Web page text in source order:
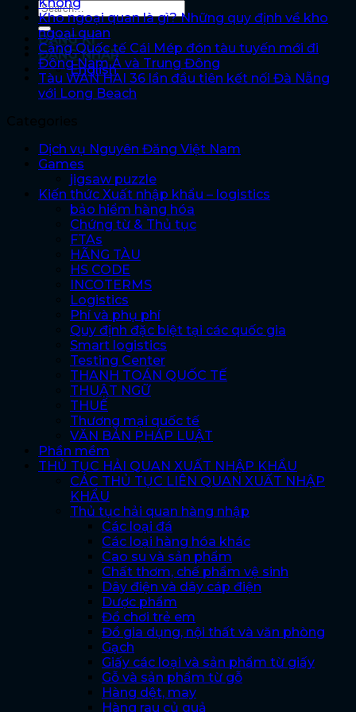
ĐĂNG KÍ
ĐĂNG NHẬP
English
Kho ngoại quan là gì? Những quy định về kho
ngoại quan
Cảng Quốc tế Cái Mép đón tàu tuyến mới đi
Đông Nam Á và Trung Đông
Tàu WAN HAI 36 lần đầu tiên kết nối Đà Nẵng
với Long Beach
Dịch vụ Nguyên Đăng Việt Nam
Games
jigsaw puzzle
Kiến thức Xuất nhập khẩu – logistics
bảo hiểm hàng hóa
Chứng từ & Thủ tục
FTAs
HÃNG TÀU
HS CODE
INCOTERMS
Logistics
Phí và phụ phí
Quy định đặc biệt tại các quốc gia
Smart logistics
Testing Center
THANH TOÁN QUỐC TẾ
THUẬT NGỮ
THUẾ
Thương mại quốc tế
VĂN BẢN PHÁP LUẬT
Phần mềm
THỦ TỤC HẢI QUAN XUẤT NHẬP KHẨU
CÁC THỦ TỤC LIÊN QUAN XUẤT NHẬP
KHẨU
Thủ tục hải quan hàng nhập
Các loại đá
Các loại hàng hóa khác
Cao su và sản phẩm
Chất thơm, chế phẩm vệ sinh
Dây điện và dây cáp điện
Dược phẩm
Đồ chơi trẻ em
Đồ gia dụng, nội thất và văn phòng
Gạch
Giấy các loại và sản phẩm từ giấy
Gỗ và sản phẩm từ gỗ
Hàng dệt, may
Hàng rau củ quả